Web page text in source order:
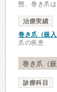
態、巻き爪
治療実績
巻き爪（嵌入
爪の疾患
巻き爪（
診療科目